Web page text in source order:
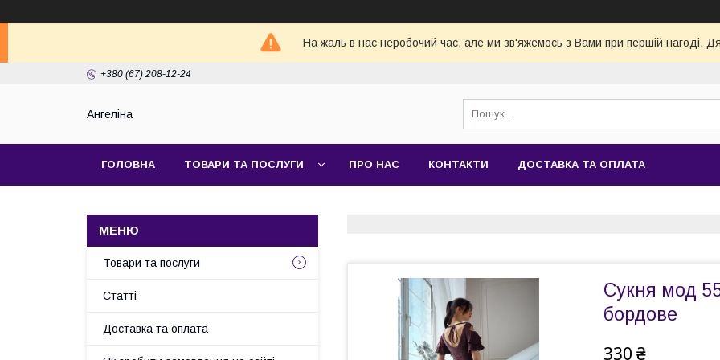
На жаль в нас неробочий час, але ми зв'яжемось з Вами при першій нагоді.
+380 (67) 208-12-24
Ангеліна
ГОЛОВНА ТОВАРИ ТА ПОСЛУГИ ПРО НАС КОНТАКТИ ДОСТАВКА ТА ОПЛАТА
Сукня мод
бордове
330 ₴
Товари та послуги
Статті
Доставка та оплата